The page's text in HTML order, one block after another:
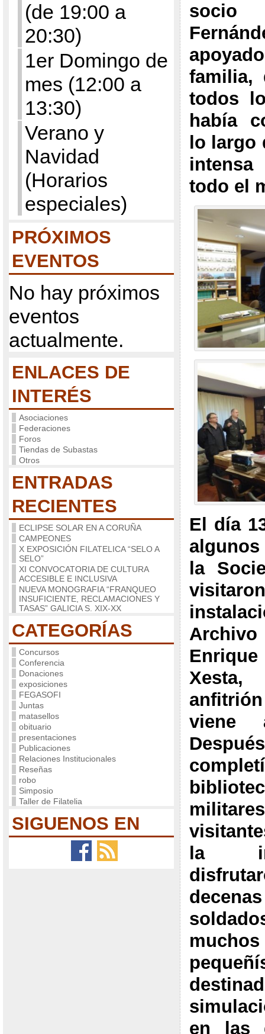
(de 19:00 a
20:30)
1er Domingo de
mes (12:00 a
13:30)
Verano y
Navidad
(Horarios
especiales)
PRÓXIMOS
EVENTOS
No hay próximos
eventos
actualmente.
ENLACES DE
INTERÉS
Asociaciones
Federaciones
Foros
Tiendas de Subastas
Otros
ENTRADAS
RECIENTES
ECLIPSE SOLAR EN A CORUÑA
CAMPEONES
X EXPOSICIÓN FILATELICA “SELO A
SELO”
XI CONVOCATORIA DE CULTURA
ACCESIBLE E INCLUSIVA
NUEVA MONOGRAFIA “FRANQUEO
INSUFICIENTE, RECLAMACIONES Y
TASAS” GALICIA S. XIX-XX
CATEGORÍAS
Concursos
Conferencia
Donaciones
exposiciones
FEGASOFI
Juntas
matasellos
obituario
presentaciones
Publicaciones
Relaciones Institucionales
Reseñas
robo
Simposio
Taller de Filatelia
SIGUENOS EN
familia,
todos
había
lo largo
intensa
todo el
El día
la
Xesta,
viene
la
en las